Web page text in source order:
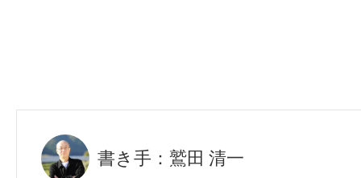
書き手：鷲田 清一